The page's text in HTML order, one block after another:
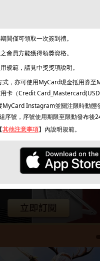
間僅可領取一次簽到禮。
會員方能獲得領獎資格。
規範，請見中獎獎項說明。
式，亦可使用MyCard現金抵用券
卡（Credit
Instagram並關注限時動態
序號，序號使用期限至限動發布後
其他注意事項】內說明規範。